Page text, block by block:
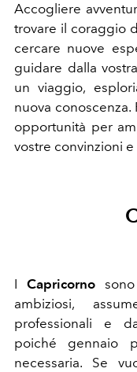
Accogliere
trovare il coraggio
cercare nuove
guidare dalla
un viaggio,
nuova
opportunità per
vostre convinzioni
I Capricornosono
ambiziosi,
professionali e
poiché gennaio
necessaria. Se